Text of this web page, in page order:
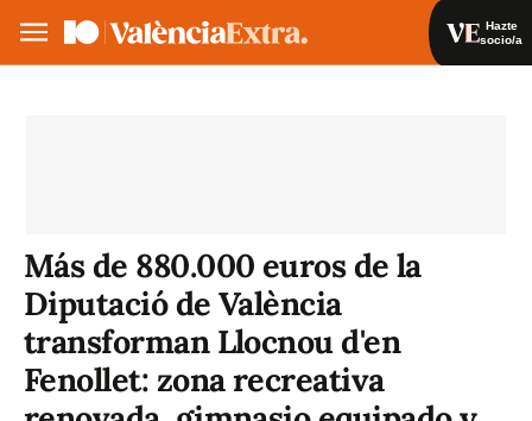
Hazte
socio/a
Más de 880.000 euros de la
Diputació de València
transforman Llocnou d'en
Fenollet: zona recreativa